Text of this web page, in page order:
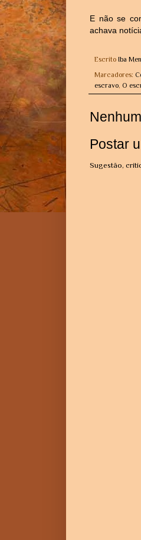
E não se
achava
Escrito Iba
Marcadores:
escravo, O
Postar
Sugestão,